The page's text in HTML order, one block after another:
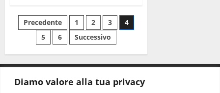
Diamo valore alla tua privacy
Precedente 1 2 3
4
5
6 Successivo
CONTATTI.